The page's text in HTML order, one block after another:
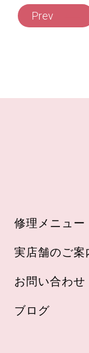
Prev
修理メニュー
実店舗のご案
お問い合わせ
ブログ